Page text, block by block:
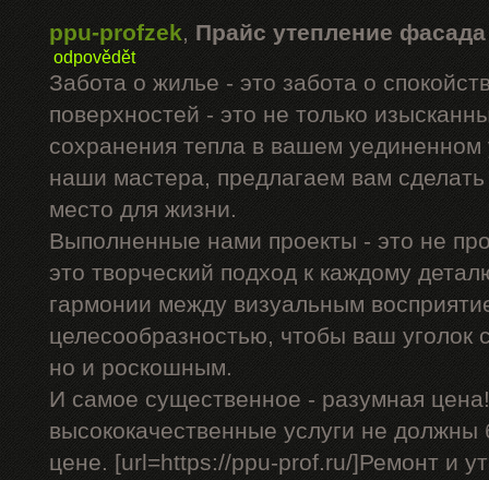
ppu-profzek,Прайс утепление фасада
odpovědět
Забота о жилье - это забота о
поверхностей - это не только
сохранения тепла в вашем уединенном
наши мастера, предлагаем вам
место для жизни.
Выполненные нами проекты - это не
это творческий подход к каждому
гармонии между визуальным
целесообразностью, чтобы ваш уголок
но и роскошным.
И самое существенное - разумная
высококачественные услуги не
цене. [url=https://ppu-prof.ru/]Ремонт и